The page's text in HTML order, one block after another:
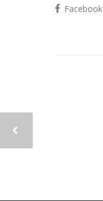
Facebook